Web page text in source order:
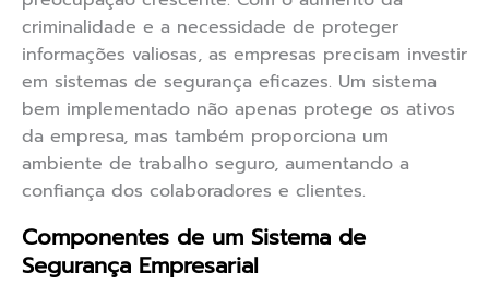
criminalidade e a necessidade de proteger
informações valiosas, as empresas precisam investir
em sistemas de segurança eficazes. Um sistema
bem implementado não apenas protege os ativos
da empresa, mas também proporciona um
ambiente de trabalho seguro, aumentando a
confiança dos colaboradores e clientes.
Componentes de um Sistema de
Segurança Empresarial